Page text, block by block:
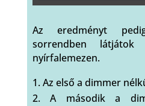
Az eredményt
sorrendben
nyírfalemezen.
Az első a dimmer
A második a